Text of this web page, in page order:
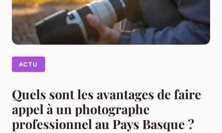
ACTU
Quels sont les avantages de faire
appel à un photographe
professionnel au Pays Basque ?